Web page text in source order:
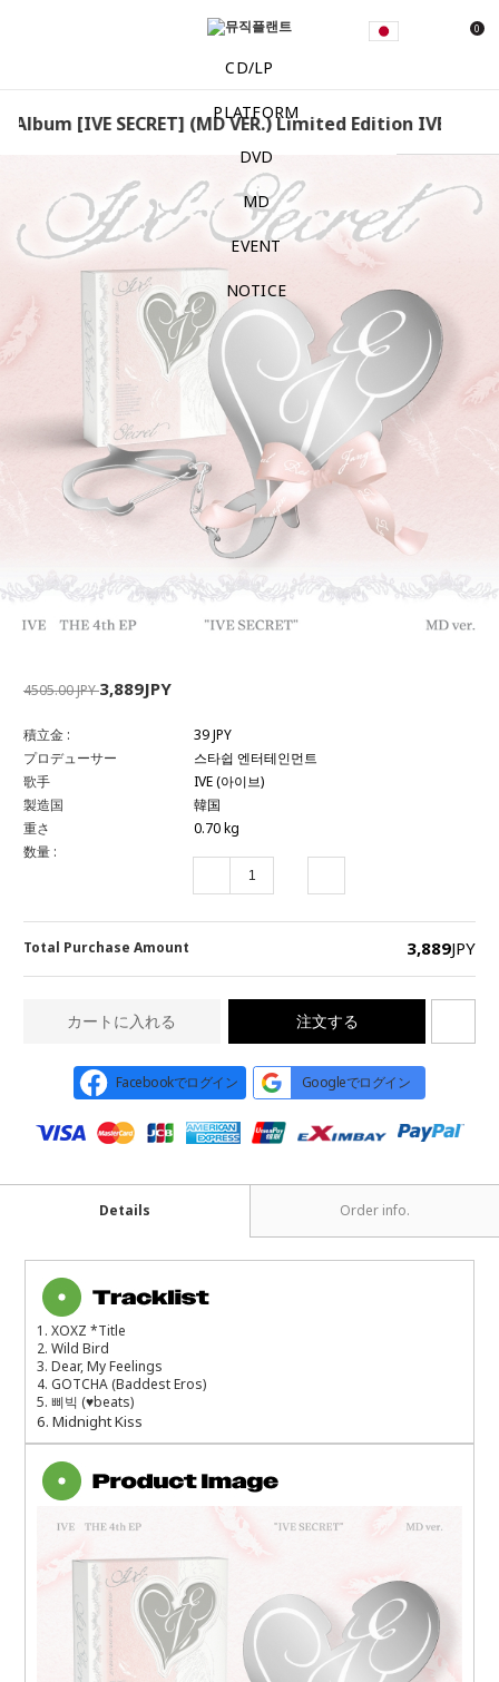
0
CD/LP
PLATFORM
DVD
MD
EVENT
NOTICE
[IVE SECRET] (MD VER.) Limited Edition IVE -
4505.00 JPY3,889JPY
積立金 :
39 JPY
プロデューサー
스타쉽 엔터테인먼트
歌手
IVE (아이브)
製造国
韓国
重さ
0.70 kg
数量 :
Total Purchase Amount 3,889JPY
カートに入れる 注文する
Facebookでログイン Googleでログイン
Details Order info.
1. XOXZ *Title
2. Wild Bird
3. Dear, My Feelings
4. GOTCHA (Baddest Eros)
5. 삐빅 (♥beats)
6. Midnight Kiss